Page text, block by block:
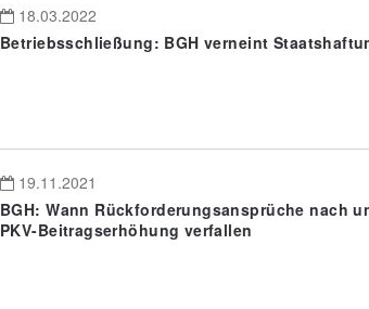
18.03.2022
Betriebsschließung: BGH verneint
19.11.2021
BGH: Wann Rückforderungsansprüche nach
PKV-Beitragserhöhung verfallen